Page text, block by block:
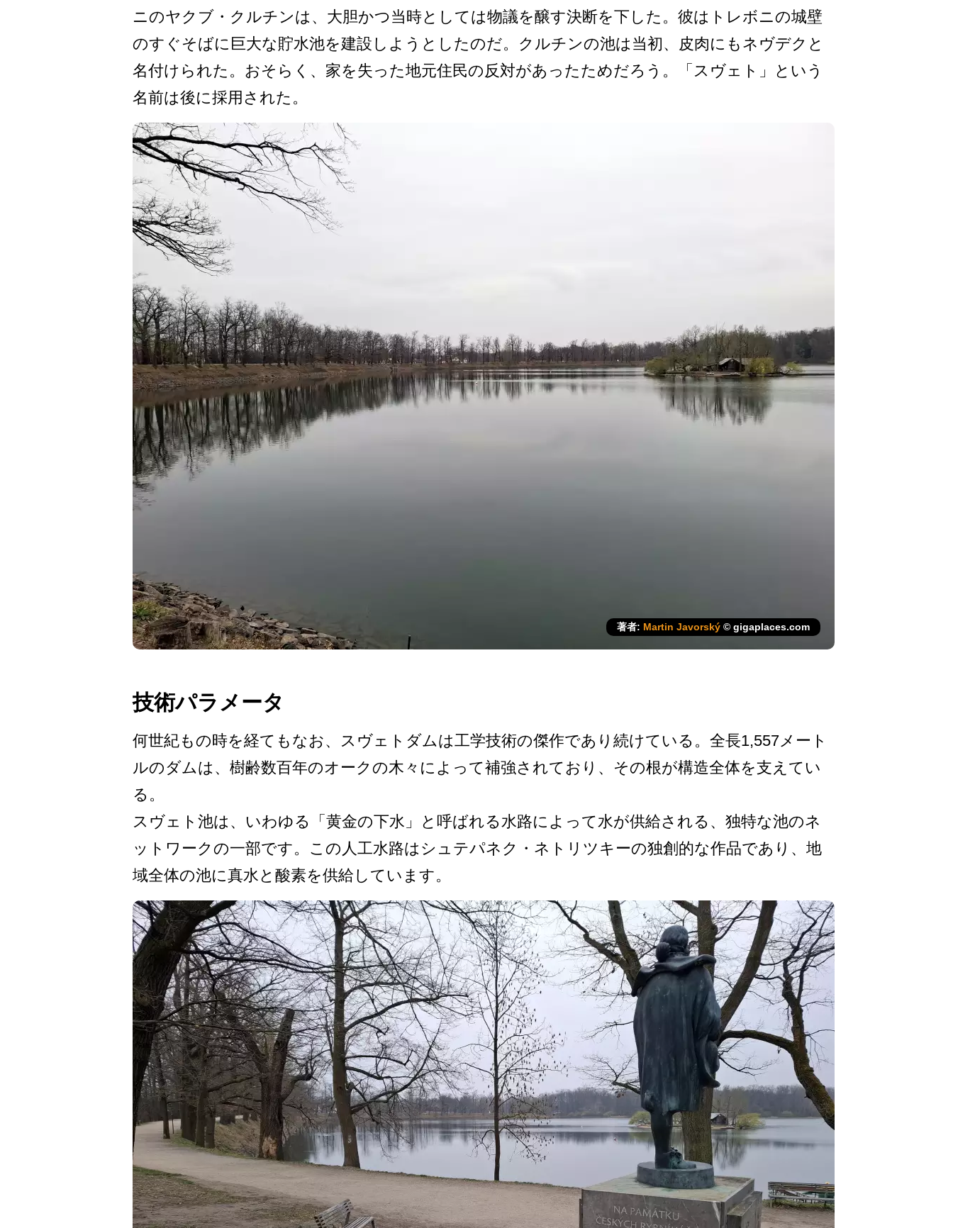
ニのヤクブ・クルチンは、大胆かつ­当時としては物議を醸す決断を下した。彼はトレボニ­の城壁
のすぐそばに巨大な貯水池を建設しようとした­のだ。クルチンの池は当初、皮肉にもネヴデクと
名付­けられた。おそらく、家を失った地元住民の反対があ­ったためだろう。「スヴェト」という
名前は後に採用­された。
著者: Martin Javorský © gigaplaces.com
技術パラメータ
何世紀もの時を経てもなお、­スヴェトダムは工学技術の傑作であり続けている。全­長1,557メート
ルのダムは、樹齢数百年のオーク­の木々によって補強されており、その根が構造全体を­支えてい
る。
スヴェト池は、いわゆる「黄­金の下水」と呼ばれる水路によって水が供給される、­独特な池のネ
ットワークの一部です。この人工水路は­シュテパネク・ネトリツキーの独創的な作品であり、­地
域全体の池に真水と酸素を供給しています。